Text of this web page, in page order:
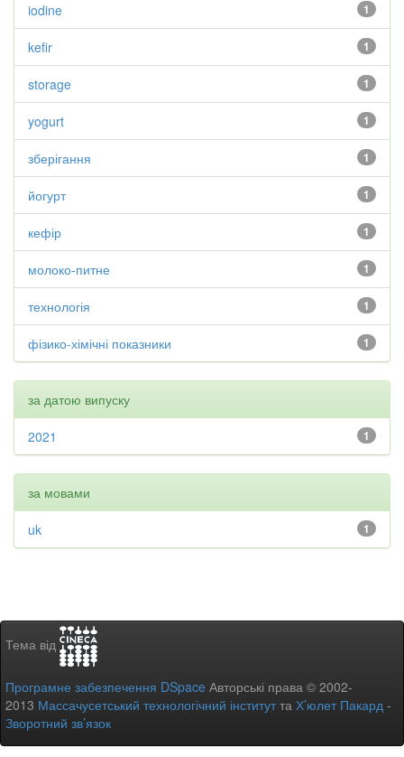
1
iodine
1
kefir
1
storage
1
yogurt
1
зберігання
1
йогурт
1
кефір
1
молоко-питне
1
технологія
1
фізико-хімічні показники
за датою випуску
1
2021
за мовами
1
uk
Тема від
Програмне забезпечення DSpace Авторські права © 2002-
2013 Массачусетський технологічний інститутта Х’юлет Пакард -
Зворотний зв’язок